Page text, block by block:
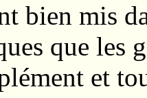
bien mis
que les
et